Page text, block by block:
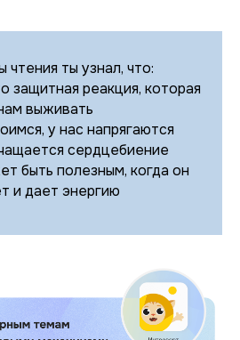
чтения ты узнал, что:
защитная реакция, которая
выживать
у нас напрягаются
сердцебиение
быть полезным, когда он
и дает энергию